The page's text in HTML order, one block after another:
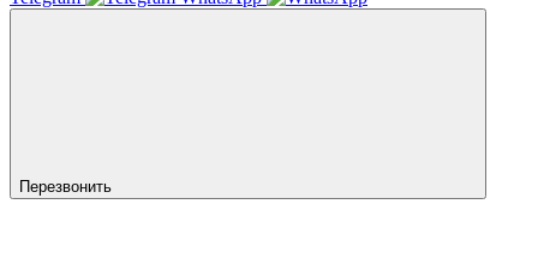
Перезвонить